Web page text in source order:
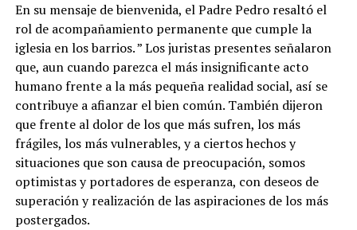
En su mensaje de bienvenida, el Padre Pedro resaltó el
rol de acompañamiento permanente que cumple la
iglesia en los barrios. ” Los juristas presentes señalaron
que, aun cuando parezca el más insignificante acto
humano frente a la más pequeña realidad social, así se
contribuye a afianzar el bien común. También dijeron
que frente al dolor de los que más sufren, los más
frágiles, los más vulnerables, y a ciertos hechos y
situaciones que son causa de preocupación, somos
optimistas y portadores de esperanza, con deseos de
superación y realización de las aspiraciones de los más
postergados.